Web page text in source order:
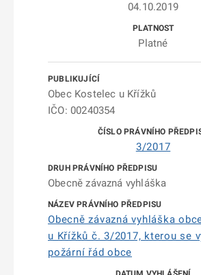
04.10.2019
Platné
Obec Kostelec u Křížků
IČO: 00240354
3/2017
Obecně závazná vyhláška
Obecně závazná vyhláška
u Křížků č. 3/2017, kterou se
požární řád obce